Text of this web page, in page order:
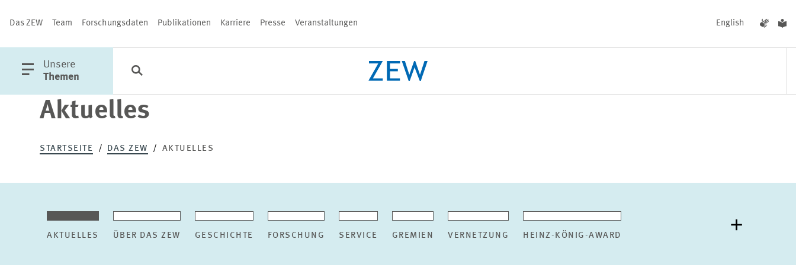
Das ZEW Team Forschungsdaten Publikationen Karriere Presse Veranstaltungen English
öffne
Hauptmenü
Unsere
Themen
Kategorien
Schließen
Aktuelles
STARTSEITE DAS ZEW AKTUELLES
AKTUELLES ÜBER DAS ZEW GESCHICHTE FORSCHUNG SERVICE GREMIEN VERNETZUNG HEINZ-KÖNIG-AWARD